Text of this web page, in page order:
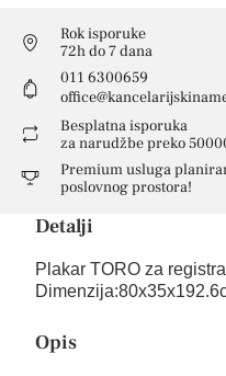
Rok isporuke
72h do 7 dana
011 6300659
Besplatna isporuka
za narudžbe preko
Premium usluga
poslovnog prostora!
Detalji
Plakar TORO za
Opis